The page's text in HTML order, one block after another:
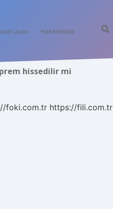
Uyarı Hakkımızda
hissedilir mi
foki.com.tr https://fili.com.tr